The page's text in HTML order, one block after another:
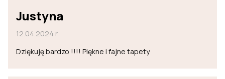
Justyna
12.04.2024 r.
Dziękuję bardzo !!!! Piękne i fajne tapety